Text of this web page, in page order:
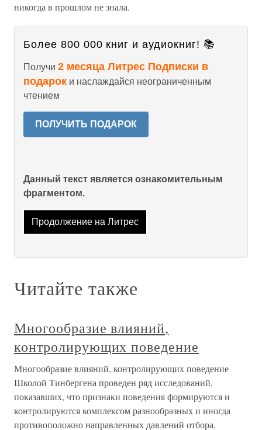
никогда в прошлом не знала.
Более 800 000 книг и аудиокниг! 📚
Получи 2 месяца Литрес Подписки в
подарок и наслаждайся неограниченным
чтением
ПОЛУЧИТЬ ПОДАРОК
Данный текст является ознакомительным
фрагментом.
Продолжение на Литрес
Читайте также
Многообразие влияний,
контролирующих поведение
Многообразие влияний, контролирующих поведение
Школой Тинбергена проведен ряд исследований,
показавших, что признаки поведения формируются и
контролируются комплексом разнообразных и иногда
противоположно направленных давлений отбора,